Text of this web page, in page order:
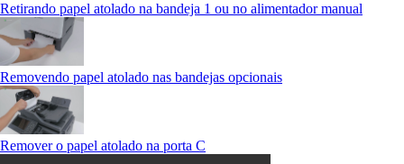
Retirando papel atolado na bandeja 1 ou no alimentador manual
Removendo papel atolado nas bandejas opcionais
Remover o papel atolado na porta C